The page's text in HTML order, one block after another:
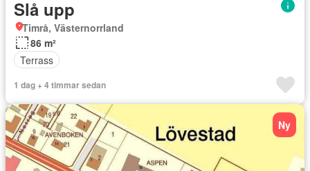
Slå upp
Timrå, Västernorrland
86 m²
Terrass
1 dag + 4 timmar sedan
Ny